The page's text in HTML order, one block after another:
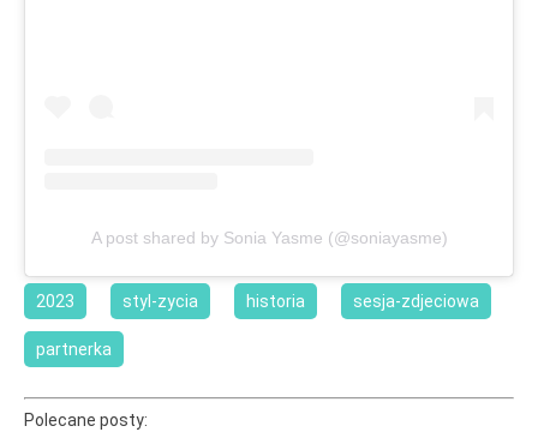
A post shared by Sonia Yasme (@soniayasme)
2023 styl-zycia historia sesja-zdjeciowa
partnerka
Polecane posty: